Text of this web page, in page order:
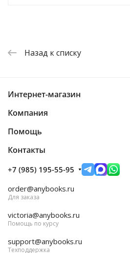
Назад к списку
Интернет-магазин
Компания
Помощь
Контакты
+7 (985) 195-55-95
order@anybooks.ru
Для заказа
victoria@anybooks.ru
Помощь по курсу
support@anybooks.ru
Техподдержка